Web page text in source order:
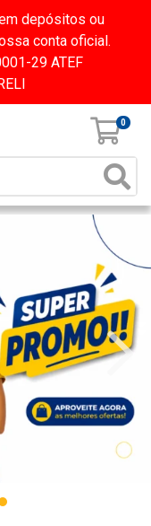
depósitos ou
conta oficial.
29 ATEF
0